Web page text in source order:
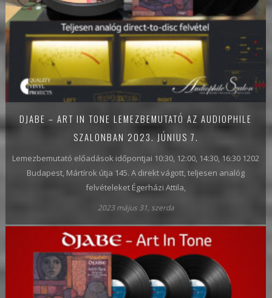
DJABE – ART IN TONE LEMEZBEMUTATÓ AZ AUDIOPHILE
SZALONBAN 2023. JÚNIUS 7.
Lemezbemutató előadások időpontjai 10:30, 12:00, 14:30, 16:30 1202
Budapest, Mártírok útja 145. A direkt vágott, teljesen analóg
felvételeket Égerházi Attila,
2023 május 31, szerda